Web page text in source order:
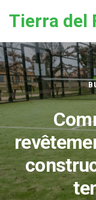
Tierra del